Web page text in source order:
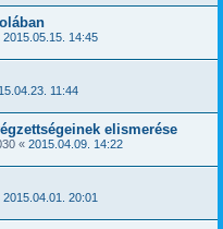
2015.05.15. 14:45
11:44
elismerése
« 2015.04.09. 14:22
2015.04.01. 20:01